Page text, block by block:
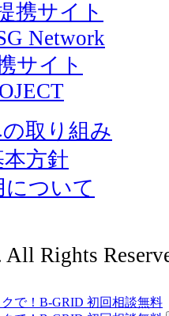
取り組み
方針
ついて
Rights